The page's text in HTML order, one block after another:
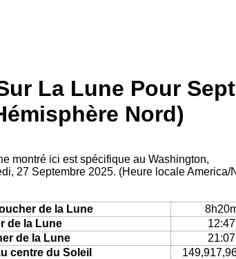
La Lune Pour
Nord)
montré ici est spécifique au Washington,
27 Septembre 2025. (Heure locale America/
de la Lune
de la Lune
12:47
de la Lune
21:07
centre du Soleil